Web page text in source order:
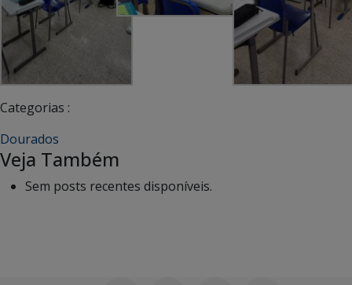
Categorias :
Dourados
Veja Também
Sem posts recentes disponíveis.